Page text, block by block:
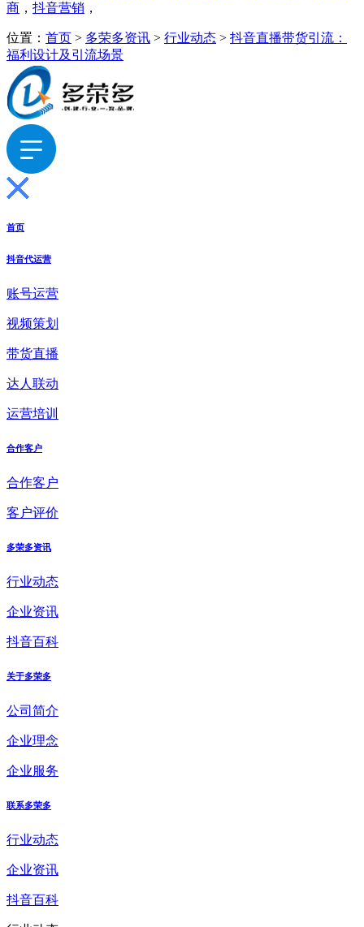
商 ， 抖音营销 ，
位置： 首页 > 多荣多资讯 > 行业动态 > 抖音直播带货引流：
福利设计及引流场景
首页
抖音代运营
账号运营
视频策划
带货直播
达人联动
运营培训
合作客户
合作客户
客户评价
多荣多资讯
行业动态
企业资讯
抖音百科
关于多荣多
公司简介
企业理念
企业服务
联系多荣多
行业动态
企业资讯
抖音百科